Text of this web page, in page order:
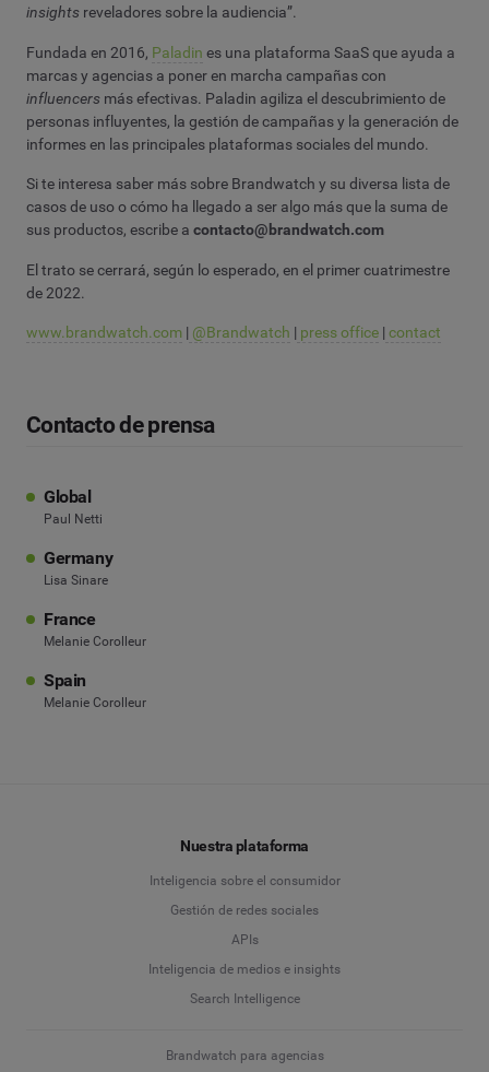
insights reveladores sobre la audiencia”.
Fundada en 2016, Paladin es una plataforma SaaS que ayuda a
marcas y agencias a poner en marcha campañas con
influencers más efectivas. Paladin agiliza el descubrimiento de
personas influyentes, la gestión de campañas y la generación de
informes en las principales plataformas sociales del mundo.
Si te interesa saber más sobre Brandwatch y su diversa lista de
casos de uso o cómo ha llegado a ser algo más que la suma de
sus productos, escribe a contacto@brandwatch.com
El trato se cerrará, según lo esperado, en el primer cuatrimestre
de 2022.
www.brandwatch.com | @Brandwatch | press office | contact
Contacto de prensa
Global
Paul Netti
Germany
Lisa Sinare
France
Melanie Corolleur
Spain
Melanie Corolleur
Nuestra plataforma
Inteligencia sobre el consumidor
Gestión de redes sociales
APIs
Inteligencia de medios e insights
Search Intelligence
Brandwatch para agencias